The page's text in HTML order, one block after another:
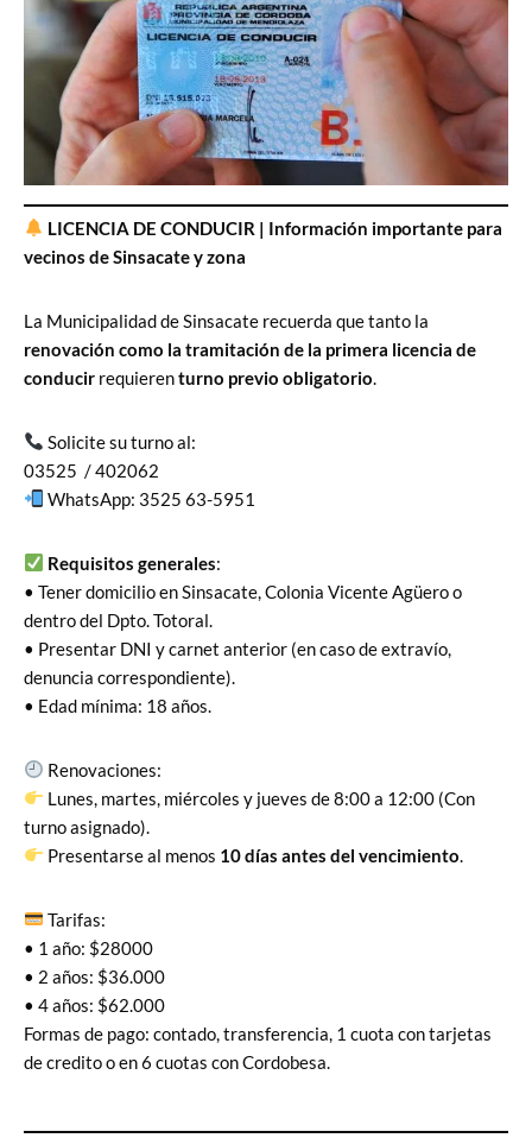
LICENCIA DE CONDUCIR | Información importante para
vecinos de Sinsacate y zona
La Municipalidad de Sinsacate recuerda que tanto la
renovación como la tramitación de la primera licencia de
conducir requierenturno previo obligatorio.
Solicite su turno al:
03525 / 402062
WhatsApp: 3525 63-5951
Requisitos generales:
• Tener domicilio en Sinsacate, Colonia Vicente Agüero o
dentro del Dpto. Totoral.
• Presentar DNI y carnet anterior (en caso de extravío,
denuncia correspondiente).
• Edad mínima: 18 años.
Renovaciones:
Lunes, martes, miércoles y jueves de 8:00 a 12:00 (Con
turno asignado).
Presentarse al menos 10 días antes del vencimiento.
Tarifas:
• 1 año: $28000
• 2 años: $36.000
• 4 años: $62.000
Formas de pago: contado, transferencia, 1 cuota con tarjetas
de credito o en 6 cuotas con Cordobesa.